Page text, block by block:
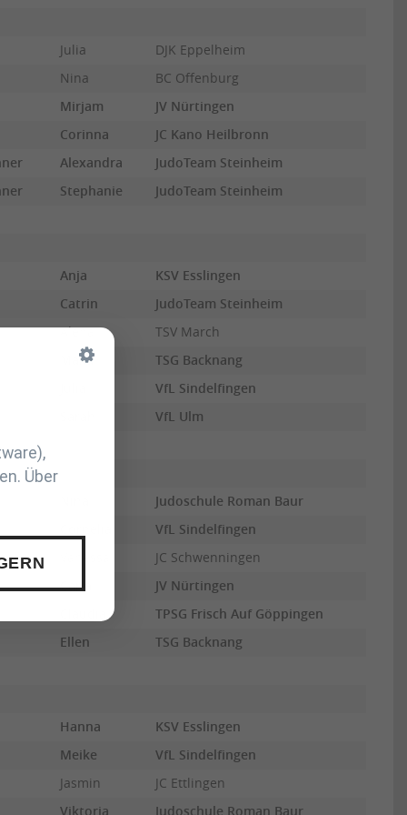
Julia
DJK Eppelheim
Nina
BC Offenburg
Mirjam
JV Nürtingen
Corinna
JC Kano Heilbronn
Alexandra
JudoTeam Steinheim
Stephanie JudoTeam Steinheim
Anja
KSV Esslingen
Catrin
JudoTeam Steinheim
Alena
TSV March
Maila
TSG Backnang
VfL Sindelfingen
VfL Ulm
Judoschule Roman Baur
VfL Sindelfingen
JC Schwenningen
Carla
JV Nürtingen
TPSG Frisch Auf Göppingen
Ellen TSG Backnang
Hanna
KSV Esslingen
Meike
VfL Sindelfingen
Jasmin
JC Ettlingen
Viktoria
Judoschule Roman Baur
Über